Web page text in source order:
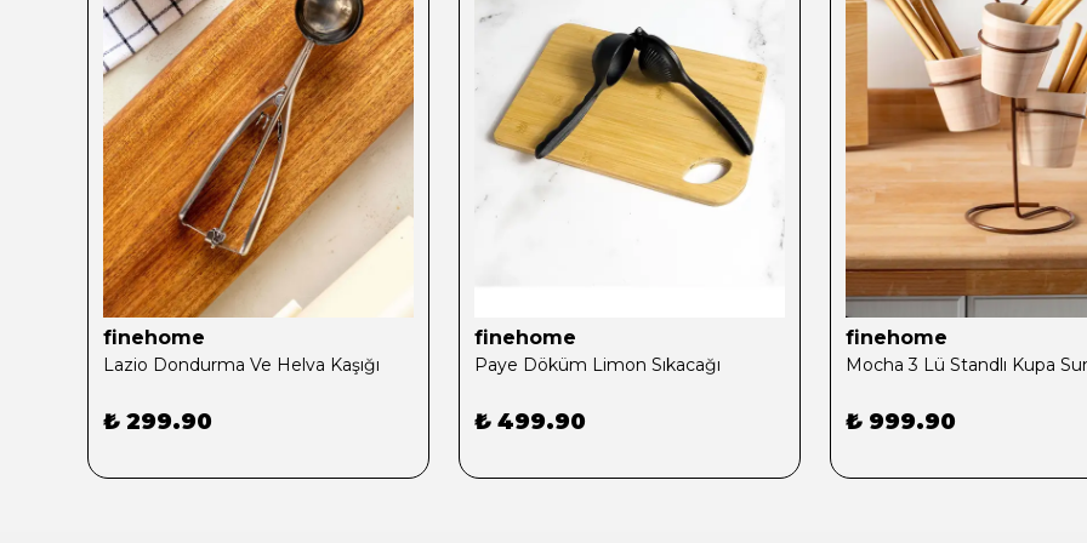
finehome
Lazio Dondurma Ve Helva Kaşığı
₺ 299.90
finehome
Paye Döküm Limon Sıkacağı
₺ 499.90
finehome
₺ 999.90